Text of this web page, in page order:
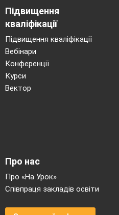
Підвищення
кваліфікації
Підвищення кваліфікації
Вебінари
Конференції
Курси
Вектор
Про нас
Про «На Урок»
Співпраця закладів освіти